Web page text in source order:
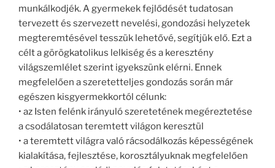
munkálkodjék. A gyermekek fejlődését tudatosan
tervezett és szervezett nevelési, gondozási helyzetek
megteremtésével tesszük lehetővé, segítjük elő. Ezt a
célt a görögkatolikus lelkiség és a keresztény
világszemlélet szerint igyekszünk elérni. Ennek
megfelelően a szeretetteljes gondozás során már
egészen kisgyermekkortól célunk:
• az Isten felénk irányuló szeretetének megéreztetése
a csodálatosan teremtett világon keresztül
• a teremtett világra való rácsodálkozás képességének
kialakítása, fejlesztése, korosztályuknak megfelelően